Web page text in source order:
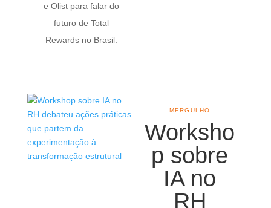
e Olist para falar do
futuro de Total
Rewards no Brasil.
Worksho
p sobre
IA no
RH
MERGULHO